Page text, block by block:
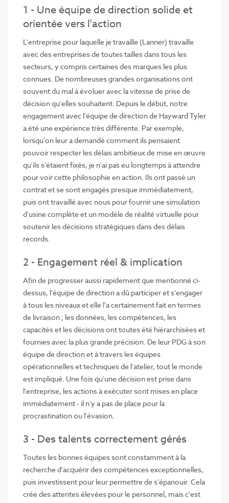
1 - Une équipe de direction solide et
orientée vers l'action
L'entreprise pour laquelle je travaille (Lanner) travaille
avec des entreprises de toutes tailles dans tous les
secteurs, y compris certaines des marques les plus
connues. De nombreuses grandes organisations ont
souvent du mal à évoluer avec la vitesse de prise de
décision qu'elles souhaitent. Depuis le début, notre
engagement avec l'équipe de direction de Hayward Tyler
a été une expérience très différente. Par exemple,
lorsqu'on leur a demandé comment ils pensaient
pouvoir respecter les délais ambitieux de mise en œuvre
qu'ils s'étaient fixés, je n'ai pas eu longtemps à attendre
pour voir cette philosophie en action. Ils ont passé un
contrat et se sont engagés presque immédiatement,
puis ont travaillé avec nous pour fournir une simulation
d'usine complète et un modèle de réalité virtuelle pour
soutenir les décisions stratégiques dans des délais
records.
2 - Engagement réel & implication
Afin de progresser aussi rapidement que mentionné ci-
dessus, l'équipe de direction a dû participer et s'engager
à tous les niveaux et elle l'a certainement fait en termes
de livraison ; les données, les compétences, les
capacités et les décisions ont toutes été hiérarchisées et
fournies avec la plus grande précision. De leur PDG à son
équipe de direction et à travers les équipes
opérationnelles et techniques de l'atelier, tout le monde
est impliqué. Une fois qu'une décision est prise dans
l'entreprise, les actions à exécuter sont mises en place
immédiatement - il n'y a pas de place pour la
procrastination ou l'évasion.
3 - Des talents correctement gérés
Toutes les bonnes équipes sont constamment à la
recherche d'acquérir des compétences exceptionnelles,
puis investissent pour leur permettre de s'épanouir. Cela
crée des attentes élevées pour le personnel, mais c'est